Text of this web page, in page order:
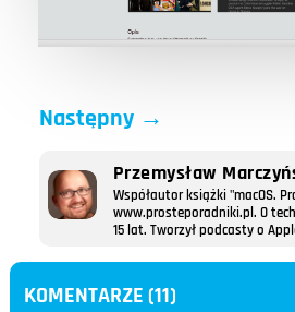
Następny→
Przemysław
Współautor książki "macOS.
www.prosteporadniki.pl. O
15 lat. Tworzył podcasty o
KOMENTARZE (11)